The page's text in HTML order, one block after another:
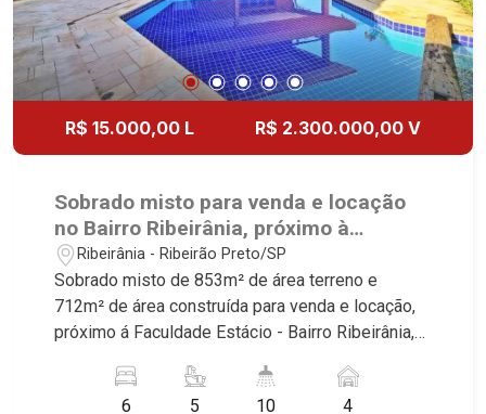
Especialistas em Venda, Locação e
Lançamentos! Avenida João Fiúsa, 1051 - Alto da
Boa Vista | Ribeirão Preto.
R$ 15.000,00 L R$ 2.300.000,00 V
Sobrado misto para venda e locação
no Bairro Ribeirânia, próximo à
Faculdade Estácio - Ribeirão Preto/SP.
Ribeirânia - Ribeirão Preto/SP
Sobrado misto de 853m² de área terreno e
712m² de área construída para venda e locação,
próximo á Faculdade Estácio - Bairro Ribeirânia,
deste imóvel que a Martinelli Imobiliária
6 5 10 4